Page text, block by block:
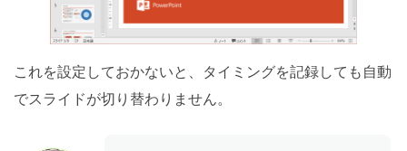
これを設定しておかないと、タイミングを記録しても自動
でスライドが切り替わりません。